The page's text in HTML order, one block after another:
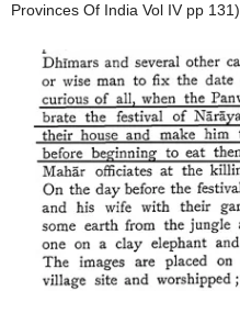
Provinces Of India Vol IV pp 131).